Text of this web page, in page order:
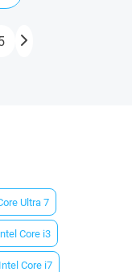
Ultra 7
Core i3
Core i7